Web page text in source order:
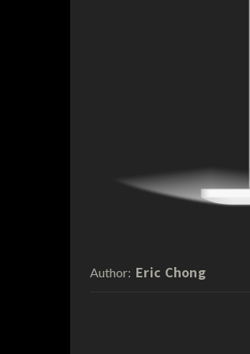
Author: Eric Chong